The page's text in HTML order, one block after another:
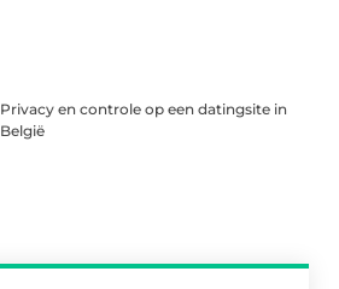
Privacy en controle op een datingsite in
België